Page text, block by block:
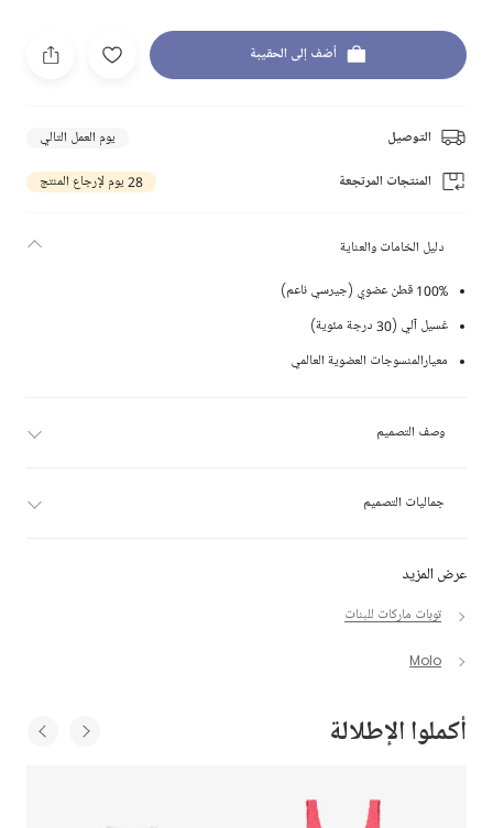
أضف إلى الحقيبة
التوصيل يوم العمل التالي
المنتجات المرتجعة 28 يوم لإرجاع المنتج
عرض المزيد
توبات ماركات للبنات
Molo
دليل الخامات والعناية
100% قطن عضوي (جيرسي ناعم)
غسيل آلي (30 درجة مئوية)
معيارالمنسوجات العضوية العالمي
وصف التصميم
جماليات التصميم
أكملوا الإطلالة